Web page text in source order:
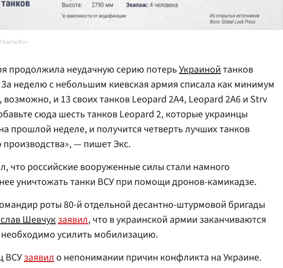
продолжила неудачную серию потерьУкраинойтанков
неделю с небольшим киевская армия списала как минимум
и 13 своих танков Leopard 2A4, Leopard 2A6 и Strv
сюда шесть танков Leopard 2, которые украинцы
прошлой неделе, и получится четверть лучших танков
производства», — пишет Экс.
что российские вооруженные силы стали намного
уничтожать танки ВСУ при помощи дронов-камикадзе.
роты 80-й отдельной десантно-штурмовой бригады
Шевчукзаявил, что в украинской армии заканчиваются
усилить мобилизацию.
ВСУзаявило непонимании причин конфликта на Украине.